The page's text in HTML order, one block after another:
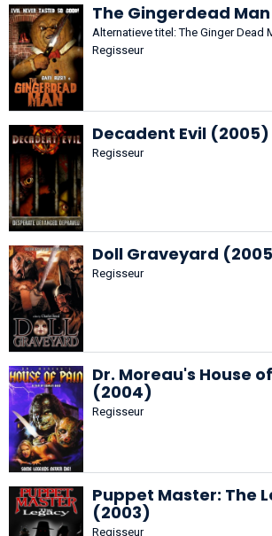
The Gingerdead
Alternatieve titel: The Ginger Dead
Regisseur
Decadent Evil (2005)
Regisseur
Doll Graveyard
Regisseur
Dr. Moreau's House
(2004)
Regisseur
Puppet Master: The
(2003)
Regisseur